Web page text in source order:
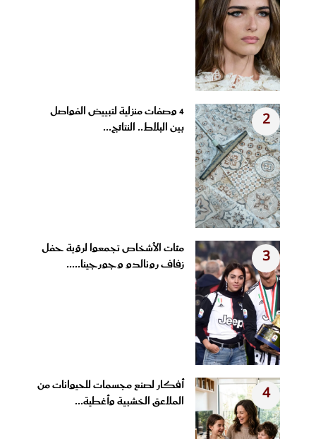
2
4 وصفات منزلية لتبييض الفواصل
بين البلاط.. النتائج...
3
مئات الأشخاص تجمعوا لرؤية حفل
زفاف رونالدو وجورجينا.....
4
أفكار لصنع مجسمات للحيوانات من
الملاعق الخشبية وأغطية...